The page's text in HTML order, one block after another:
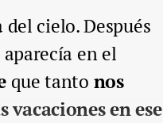
cielo. Después
en el
que tanto nos
vacaciones en ese